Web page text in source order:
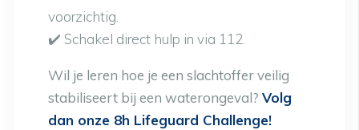
voorzichtig.
✔️ Schakel direct hulp in via 112.
Wil je leren hoe je een slachtoffer veilig
stabiliseert bij een waterongeval? Volg
dan onze 8h Lifeguard Challenge!